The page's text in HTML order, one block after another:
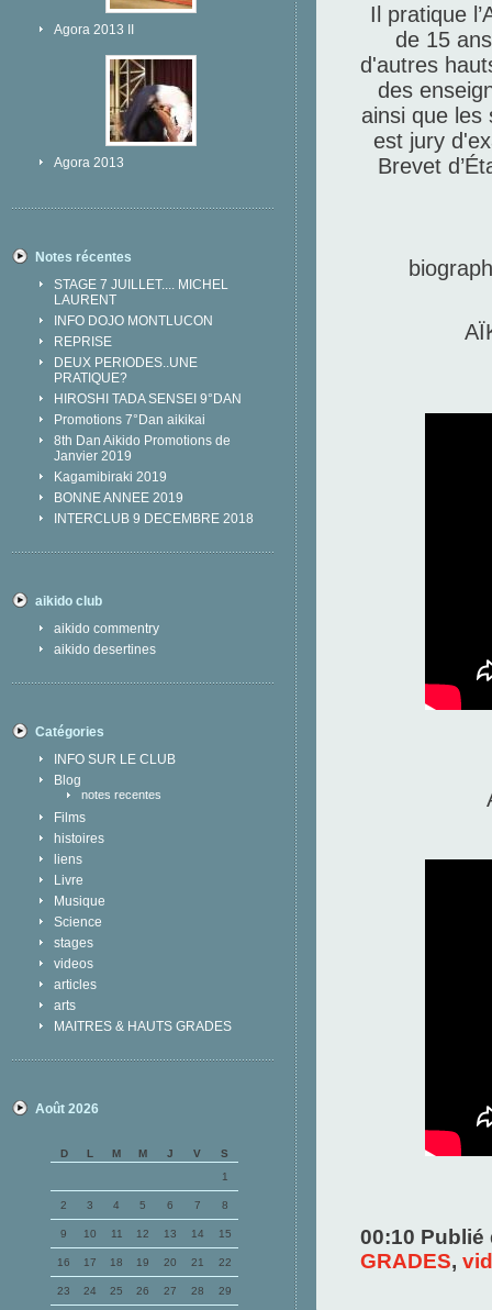
Agora 2013 II
Agora 2013
Notes récentes
STAGE 7 JUILLET.... MICHEL
LAURENT
INFO DOJO MONTLUCON
REPRISE
DEUX PERIODES..UNE
PRATIQUE?
HIROSHI TADA SENSEI 9°DAN
Promotions 7°Dan aikikai
8th Dan Aikido Promotions de
Janvier 2019
Kagamibiraki 2019
BONNE ANNEE 2019
INTERCLUB 9 DECEMBRE 2018
aikido club
aikido commentry
aikido desertines
Catégories
INFO SUR LE CLUB
Blog
notes recentes
Films
histoires
liens
Livre
Musique
Science
stages
videos
articles
arts
MAITRES & HAUTS GRADES
Août 2026
D L M M J V
S
1
2 3 4 5 6 7 8
9 10 11 12 13 14 15
16 17 18 19 20 21 22
23 24 25 26 27 28 29
Il pratique
de 15
d'autres
des
ainsi que les
est jury
Brevet
00:10
GRADES,